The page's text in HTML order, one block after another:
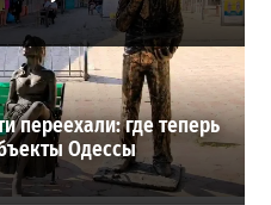
переехали: где теперь
Одессы